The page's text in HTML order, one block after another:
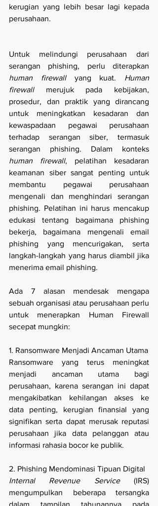
kerugian yang lebih besar lagi kepada
perusahaan.
Untuk melindungi perusahaan dari
human firewall yang kuat. Human
firewall merujuk pada kebijakan,
prosedur, dan praktik yang dirancang
untuk meningkatkan kesadaran dan
kewaspadaan pegawai perusahaan
terhadap serangan siber, termasuk
human firewall, pelatihan kesadaran
keamanan siber sangat penting untuk
membantu pegawai perusahaan
mengenali dan menghindari serangan
phishing. Pelatihan ini harus mencakup
edukasi tentang bagaimana phishing
bekerja, bagaimana mengenali email
phishing yang mencurigakan, serta
langkah-langkah yang harus diambil jika
menerima email phishing.
Ada 7 alasan mendesak mengapa
sebuah organisasi atau perusahaan perlu
untuk menerapkan Human Firewall
secepat mungkin:
1. Ransomware Menjadi Ancaman Utama
Ransomware yang terus meningkat
menjadi ancaman utama bagi
perusahaan, karena serangan ini dapat
mengakibatkan kehilangan akses ke
data penting, kerugian finansial yang
signifikan serta dapat merusak reputasi
perusahaan jika data pelanggan atau
informasi rahasia bocor ke publik.
2. Phishing Mendominasi Tipuan Digital
Internal Revenue Service (IRS)
mengumpulkan beberapa tersangka